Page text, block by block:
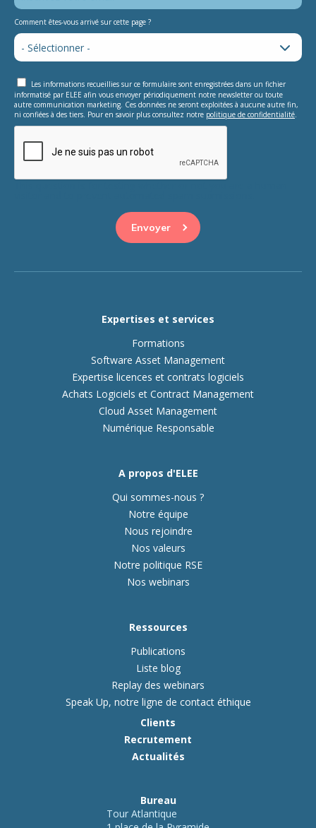
Comment êtes-vous arrivé sur cette page ?
Les informations recueillies sur ce formulaire sont enregistrées dans un fichier
informatisé par ELEE afin vous envoyer périodiquement notre newsletter ou toute
autre communication marketing. Ces données ne seront exploitées à aucune autre fin,
ni confiées à des tiers. Pour en savoir plus consultez notre politique de confidentialité.
Expertises et services
Formations
Software Asset Management
Expertise licences et contrats logiciels
Achats Logiciels et Contract Management
Cloud Asset Management
Numérique Responsable
A propos d'ELEE
Qui sommes-nous ?
Notre équipe
Nous rejoindre
Nos valeurs
Notre politique RSE
Nos webinars
Ressources
Publications
Liste blog
Replay des webinars
Speak Up, notre ligne de contact éthique
Clients
Recrutement
Actualités
Bureau
Tour Atlantique